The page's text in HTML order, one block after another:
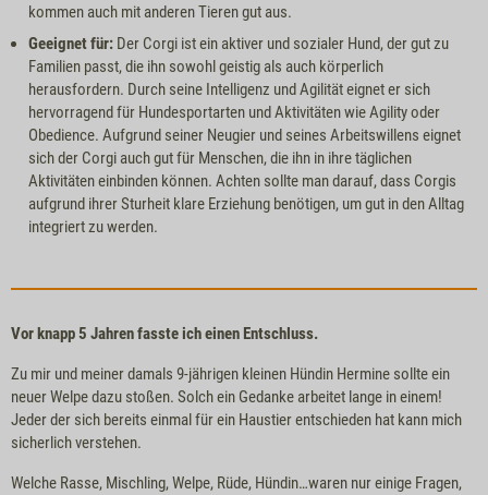
kommen auch mit anderen Tieren gut aus.
Geeignet für: Der Corgi ist ein aktiver und sozialer Hund, der gut zu
Familien passt, die ihn sowohl geistig als auch körperlich
herausfordern. Durch seine Intelligenz und Agilität eignet er sich
hervorragend für Hundesportarten und Aktivitäten wie Agility oder
Obedience. Aufgrund seiner Neugier und seines Arbeitswillens eignet
sich der Corgi auch gut für Menschen, die ihn in ihre täglichen
Aktivitäten einbinden können. Achten sollte man darauf, dass Corgis
aufgrund ihrer Sturheit klare Erziehung benötigen, um gut in den Alltag
integriert zu werden.
Vor knapp 5 Jahren fasste ich einen Entschluss.
Zu mir und meiner damals 9-jährigen kleinen Hündin Hermine sollte ein
neuer Welpe dazu stoßen. Solch ein Gedanke arbeitet lange in einem!
Jeder der sich bereits einmal für ein Haustier entschieden hat kann mich
sicherlich verstehen.
Welche Rasse, Mischling, Welpe, Rüde, Hündin…waren nur einige Fragen,